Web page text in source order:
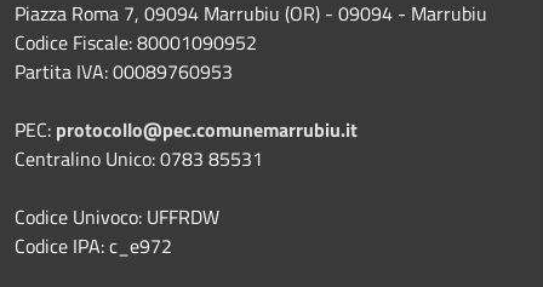
Piazza Roma 7, 09094 Marrubiu (OR) - 09094 - Marrubiu
Codice Fiscale: 80001090952
Partita IVA: 00089760953
PEC: protocollo@pec.comunemarrubiu.it
Centralino Unico: 0783 85531
Codice Univoco: UFFRDW
Codice IPA: c_e972